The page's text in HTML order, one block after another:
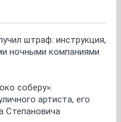
штраф: инструкция,
ночными компаниями
соберу»:
артиста, его
Степановича